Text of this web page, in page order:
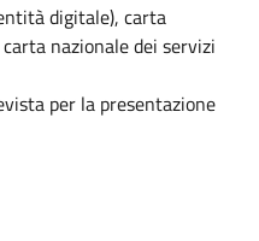
digitale), carta
nazionale dei servizi
per la presentazione